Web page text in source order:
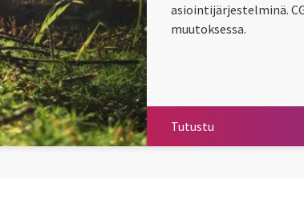
asiointijärjestelminä.
muutoksessa.
Tutustu